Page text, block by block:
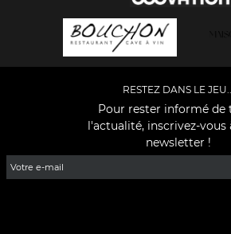
RESTEZ DANS LE
Pour rester informé de
l'actualité, inscrivez-vous
newsletter !